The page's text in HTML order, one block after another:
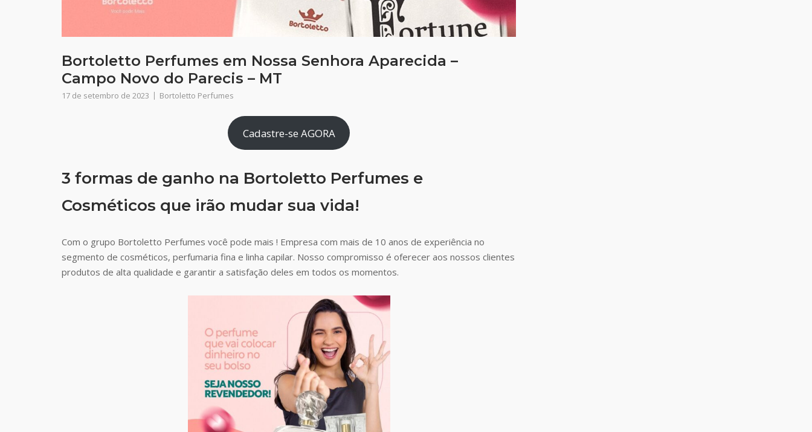
Bortoletto Perfumes em Nossa Senhora Aparecida –
Campo Novo do Parecis – MT
17 de setembro de 2023 Bortoletto Perfumes
Cadastre-se AGORA
3 formas de ganho na Bortoletto Perfumes e
Cosméticos que irão mudar sua vida!
Com o grupo Bortoletto Perfumes você pode mais ! Empresa com mais de 10 anos de experiência no
segmento de cosméticos, perfumaria fina e linha capilar. Nosso compromisso é oferecer aos nossos clientes
produtos de alta qualidade e garantir a satisfação deles em todos os momentos.